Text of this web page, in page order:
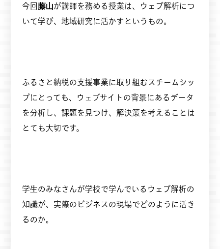
今回藤山が講師を務める授業は、ウェブ解析につ
いて学び、地域研究に活かすというもの。
ふるさと納税の支援事業に取り組むスチームシッ
プにとっても、ウェブサイトの背景にあるデータ
を分析し、課題を見つけ、解決策を考えることは
とても大切です。
学生のみなさんが学校で学んでいるウェブ解析の
知識が、実際のビジネスの現場でどのように活き
るのか。